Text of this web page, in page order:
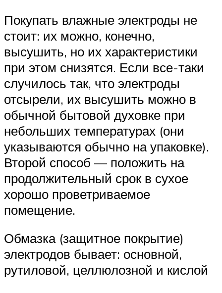
Покупать влажные электроды не
стоит: их можно, конечно,
высушить, но их характеристики
при этом снизятся. Если все-таки
случилось так, что электроды
отсырели, их высушить можно в
обычной бытовой духовке при
небольших температурах (они
указываются обычно на упаковке).
Второй способ — положить на
продолжительный срок в сухое
хорошо проветриваемое
помещение.
Обмазка (защитное покрытие)
электродов бывает: основной,
рутиловой, целлюлозной и кислой